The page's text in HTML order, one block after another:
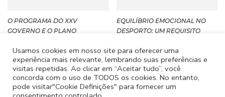
O PROGRAMA DO XXV
GOVERNO E O PLANO
25 DE JULHO, 2025
EQUILÍBRIO EMOCIONAL NO
DESPORTO: UM REQUISITO
PERFORMANCE
28 DE NOVEMBRO,
2025
Usamos cookies em nosso site para oferecer uma
experiência mais relevante, lembrando suas preferências e
visitas repetidas. Ao clicar em “Aceitar tudo”, você
concorda com o uso de TODOS os cookies. No entanto,
pode visitar"Cookie Definições" para fornecer um